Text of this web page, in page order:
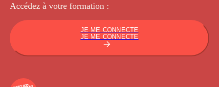
Accédez à votre formation :
JE ME CONNECTE
JE ME CONNECTE